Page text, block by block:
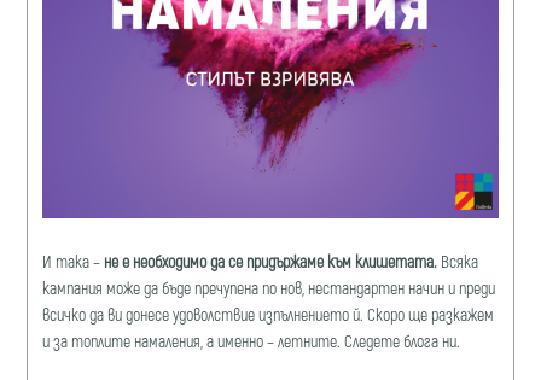
И така – не е необходимо да се придържаме към клишетата. Всяка
кампания може да бъде пречупена по нов, нестандартен начин и преди
всичко да ви донесе удоволствие изпълнението й. Скоро ще разкажем
и за топлите намаления, а именно – летните. Следете блога ни.